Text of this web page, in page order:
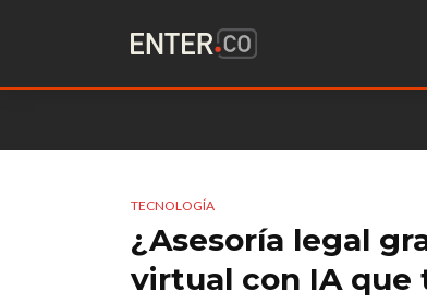
TECNOLOGÍA
¿Asesoría legal
virtual con IA que